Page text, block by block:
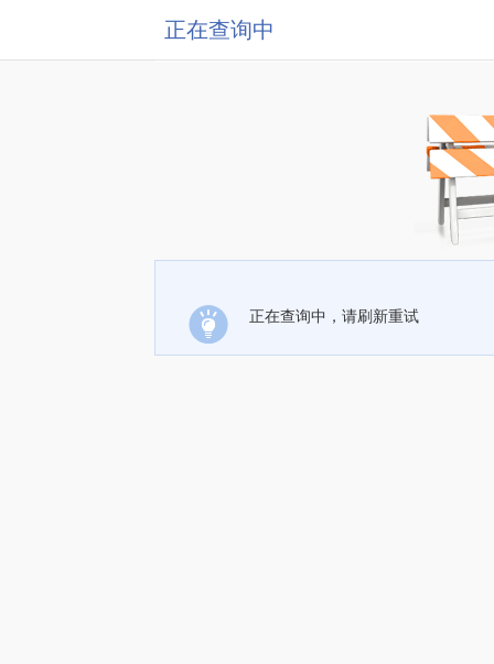
正在查询中
正在查询中，请刷新重试